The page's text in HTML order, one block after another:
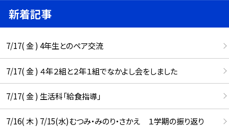
新着記事
7/17( 金 ) 4年生とのペア交流
7/17( 金 ) ４年２組と２年１組でなかよし会をしました
7/17( 金 ) 生活科「給食指導」
7/16( 木 ) 7/15(水)むつみ・みのり・さかえ １学期の振り返り